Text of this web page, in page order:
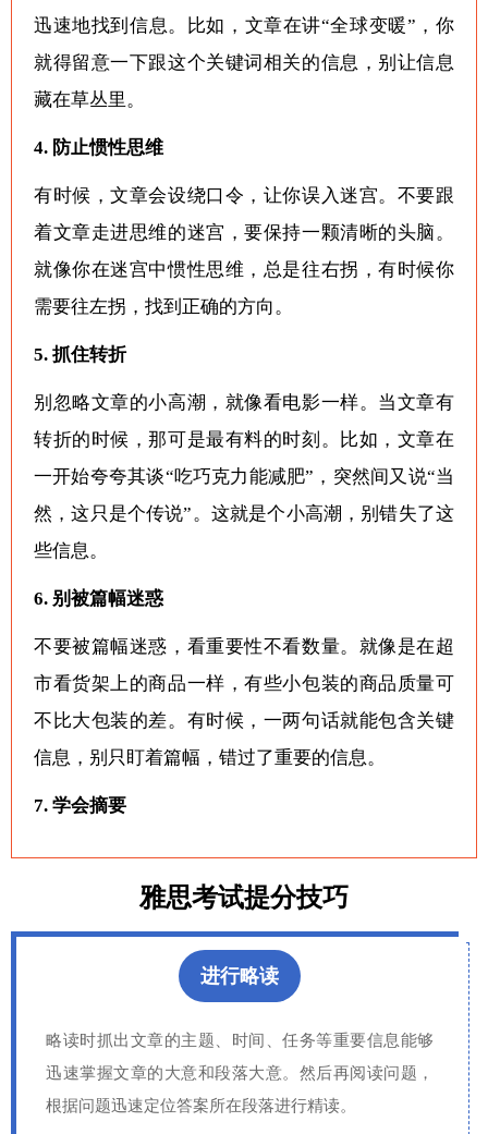
迅速地找到信息。比如，文章在讲“全球变暖”，你
就得留意一下跟这个关键词相关的信息，别让信息
藏在草丛里。
4. 防止惯性思维
有时候，文章会设绕口令，让你误入迷宫。不要跟
着文章走进思维的迷宫，要保持一颗清晰的头脑。
就像你在迷宫中惯性思维，总是往右拐，有时候你
需要往左拐，找到正确的方向。
5. 抓住转折
别忽略文章的小高潮，就像看电影一样。当文章有
转折的时候，那可是最有料的时刻。比如，文章在
一开始夸夸其谈“吃巧克力能减肥”，突然间又说“当
然，这只是个传说”。这就是个小高潮，别错失了这
些信息。
6. 别被篇幅迷惑
不要被篇幅迷惑，看重要性不看数量。就像是在超
市看货架上的商品一样，有些小包装的商品质量可
不比大包装的差。有时候，一两句话就能包含关键
信息，别只盯着篇幅，错过了重要的信息。
7. 学会摘要
雅思考试提分技巧
进行略读
略读时抓出文章的主题、时间、任务等重要信息能够
迅速掌握文章的大意和段落大意。然后再阅读问题，
根据问题迅速定位答案所在段落进行精读。